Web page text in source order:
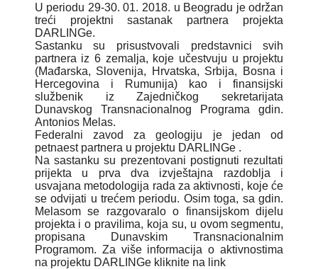
U periodu 29-30. 01. 2018. u Beogradu je održan
treći projektni sastanak partnera projekta
DARLINGe.
Sastanku su prisustvovali predstavnici svih
partnera iz 6 zemalja, koje učestvuju u projektu
(Mađarska, Slovenija, Hrvatska, Srbija, Bosna i
Hercegovina i Rumunija) kao i finansijski
službenik iz Zajedničkog sekretarijata
Dunavskog Transnacionalnog Programa gdin.
Antonios Melas.
Federalni zavod za geologiju je jedan od
petnaest partnera u projektu DARLINGe.
Na sastanku su prezentovani postignuti rezultati
prijekta u prva dva izvještajna razdoblja i
usvajana metodologija rada za aktivnosti, koje će
se odvijati u trećem periodu. Osim toga, sa gdin.
Melasom se razgovaralo o finansijskom dijelu
projekta i o pravilima, koja su, u ovom segmentu,
propisana Dunavskim Transnacionalnim
Programom. Za više informacija o aktivnostima
na projektu DARLINGe kliknite na link